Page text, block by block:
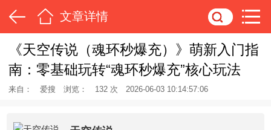
文章详情
《天空传说（魂环秒爆充）》萌新入门指
南：零基础玩转“魂环秒爆充”核心玩法
来自： 爱搜 浏览： 132 次 2026-06-03 10:14:57:06